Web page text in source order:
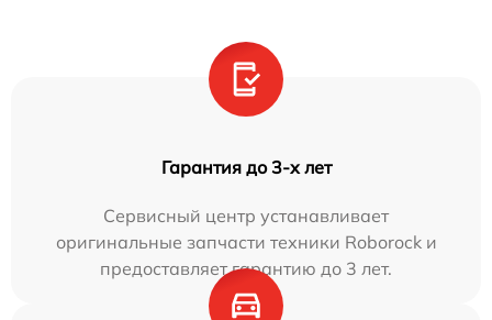
Гарантия до 3-х лет
Сервисный центр устанавливает
оригинальные запчасти техники Roborock и
предоставляет гарантию до 3 лет.